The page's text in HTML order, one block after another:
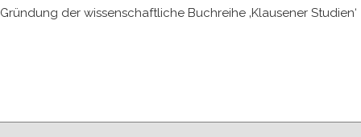
Gründung der wissenschaftliche Buchreihe ‚Klausener Studien‘